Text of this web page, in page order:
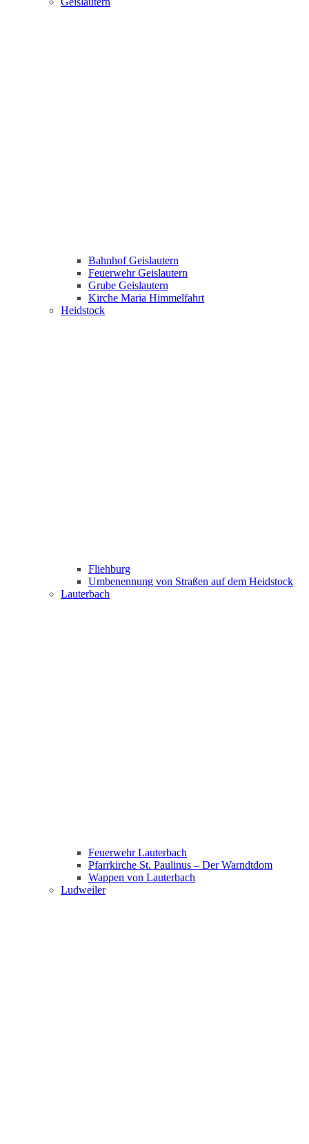
Bahnhof Geislautern
Feuerwehr Geislautern
Grube Geislautern
Kirche Maria Himmelfahrt
Heidstock
Fliehburg
Umbenennung von Straßen auf dem Heidstock
Lauterbach
Feuerwehr Lauterbach
Pfarrkirche St. Paulinus – Der Warndtdom
Wappen von Lauterbach
Ludweiler